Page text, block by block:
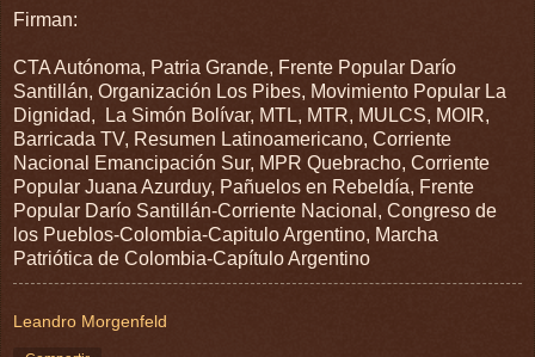
Firman:
CTA Autónoma, Patria Grande, Frente Popular Darío
Santillán, Organización Los Pibes, Movimiento Popular La
Dignidad, La Simón Bolívar, MTL, MTR, MULCS, MOIR,
Barricada TV, Resumen Latinoamericano, Corriente
Nacional Emancipación Sur, MPR Quebracho, Corriente
Popular Juana Azurduy, Pañuelos en Rebeldía, Frente
Popular Darío Santillán-Corriente Nacional, Congreso de
los Pueblos-Colombia-Capitulo Argentino, Marcha
Patriótica de Colombia-Capítulo Argentino
Leandro Morgenfeld